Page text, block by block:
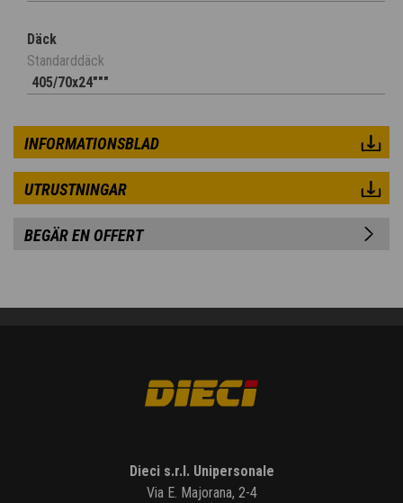
Däck
Standarddäck
405/70x24"""
INFORMATIONSBLAD
UTRUSTNINGAR
BEGÄR EN OFFERT
Dieci s.r.l. Unipersonale
Via E. Majorana, 2-4